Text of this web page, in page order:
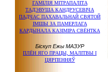
ГАМІЛІЯ МІТРАПАЛІТА
ТАДЭВУША КАНДРУСЕВІЧА
ПАДЧАС ПАХАВАЛЬНАЙ СВЯТОЙ
ІМШЫ ЗА ПАМЕРЛАГА
КАРДЫНАЛА КАЗІМІРА СВЁНТКА
Біскуп Ежы МАЗУР
ПЛЁН ЯГО ПРАЦЫ, МАЛІТВЫ І
ЦЯРПЕННЯЎ